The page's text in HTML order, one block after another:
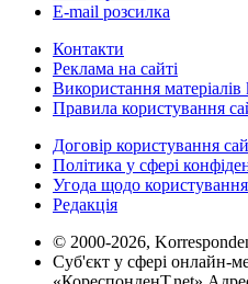
E-mail розсилка
Контакти
Реклама на сайті
Використання
Правила користування
Договір користування
Політика у сфері
Угода щодо користування
Редакція
© 2000-2026,
Суб'єкт у сфері онлайн-